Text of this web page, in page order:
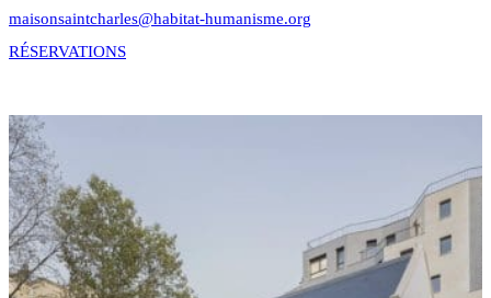
maisonsaintcharles@habitat-humanisme.org
RÉSERVATIONS
Réserver du :